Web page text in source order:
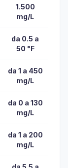
1.500
mg/L
da 0.5 a
50 °F
da 1 a 450
mg/L
da 0 a 130
mg/L
da 1 a 200
mg/L